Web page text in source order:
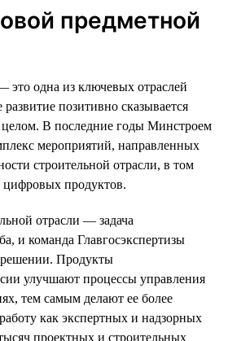
предметной
это одна из ключевых отраслей
позитивно сказывается
В последние годы Минстроем
мероприятий, направленных
строительной отрасли, в том
цифровых продуктов.
отрасли — задача
и команда Главгосэкспертизы
решении. Продукты
улучшают процессы управления
тем самым делают ее более
как экспертных и надзорных
проектных и строительных